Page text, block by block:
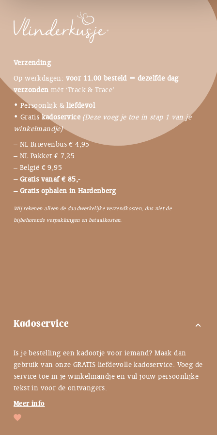
Verzending
Op werkdagen: voor 11.00 besteld = dezelfde dag
verzonden mét ‘Track & Trace’.
• Persoonlijk &liefdevol
• Gratis kadoservice (Deze voeg je toe in stap 1 van je
winkelmandje)
– NL Brievenbus € 4,95
– NL Pakket € 7,25
– België € 9,95
– Gratis vanaf € 85,-
– Gratis ophalen in Hardenberg
Wij rekenen alleen de daadwerkelijke verzendkosten, dus niet de
bijbehorende verpakkingen en betaalkosten.
Kadoservice expand_more
Is je bestelling een kadootje voor iemand? Maak dan
gebruik van onze GRATIS liefdevolle kadoservice. Voeg de
service toe in je winkelmandje en vul jouw persoonlijke
tekst in voor de ontvangers.
Meer info